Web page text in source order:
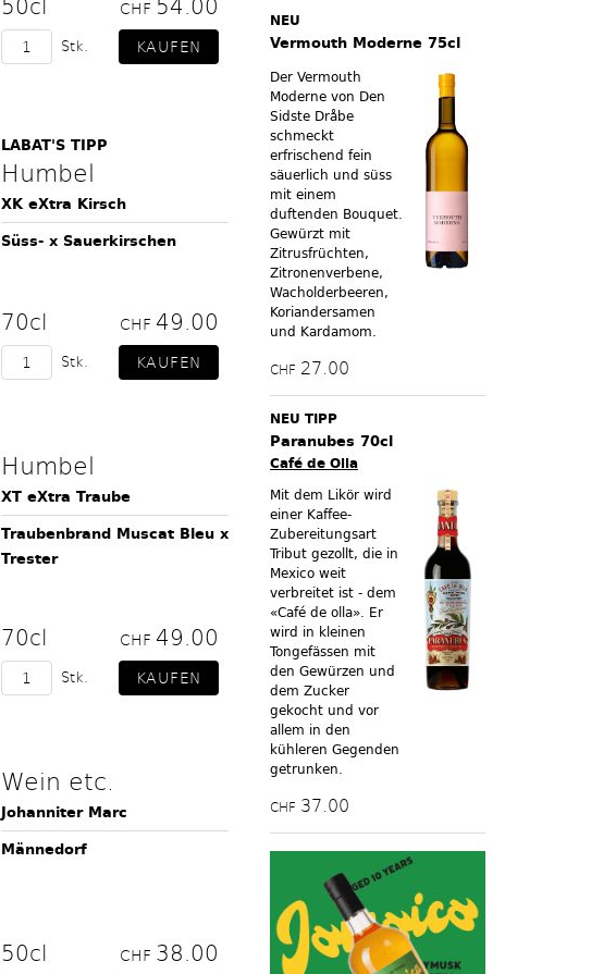
CHF
Stk.
LABAT'S TIPP
Humbel
XK eXtra Kirsch
Süss- x Sauerkirschen
70cl CHF 49.00
Stk.
Humbel
XT eXtra Traube
Traubenbrand Muscat Bleu x
Trester
70cl CHF 49.00
Stk.
Wein etc.
Johanniter Marc
Männedorf
50cl CHF 38.00
NEU
Vermouth Moderne 75cl
Der Vermouth
Moderne von Den
Sidste Dråbe
schmeckt
erfrischend fein
säuerlich und süss
mit einem
duftenden Bouquet.
Gewürzt mit
Zitrusfrüchten,
Zitronenverbene,
Wacholderbeeren,
Koriandersamen
und Kardamom.
CHF 27.00
NEU TIPP
Paranubes 70cl
Café de Olla
Mit dem Likör wird
einer Kaffee-
Zubereitungsart
Tribut gezollt, die in
Mexico weit
verbreitet ist - dem
«Café de olla». Er
wird in kleinen
Tongefässen mit
den Gewürzen und
dem Zucker
gekocht und vor
allem in den
kühleren Gegenden
getrunken.
CHF 37.00